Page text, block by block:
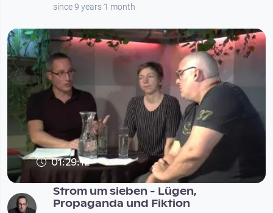
since 9 years 1 month
01:29:12
Strom um sieben - Lügen,
Propaganda und Fiktion